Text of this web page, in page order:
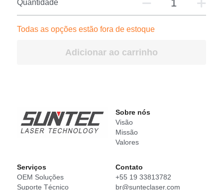
Quantidade
Todas as opções estão fora de estoque
Adicionar ao carrinho
Sobre nós
Visão
Missão
Valores
Serviços
OEM Soluções
Suporte Técnico
Contato
+55 19 33813782
br@sunteclaser.com